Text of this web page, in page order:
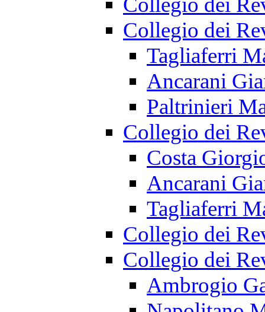
Collegio dei
Tagliaferri
Ancarani
Paltrinieri
Collegio dei
Costa
Ancarani
Tagliaferri
Collegio dei
Collegio dei
Ambrogio